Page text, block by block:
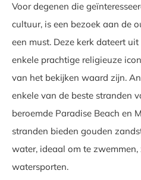
Voor degenen die
cultuur, is een bezoek aan de
een must. Deze kerk dateert
enkele prachtige religieuze
van het bekijken waard zijn.
enkele van de beste stranden
beroemde Paradise Beach en
stranden bieden gouden
water, ideaal om te zwemmen,
watersporten.